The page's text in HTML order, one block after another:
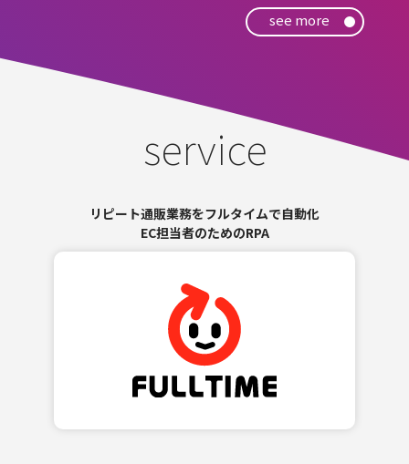
see more
service
リピート通販業務をフルタイムで自動化
EC担当者のためのRPA